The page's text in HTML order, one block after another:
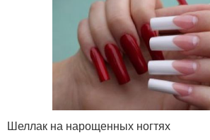
Шеллак на нарощенных ногтях